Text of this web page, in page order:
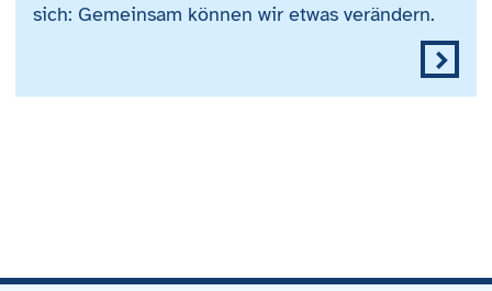
sich: Gemeinsam können wir etwas verändern.